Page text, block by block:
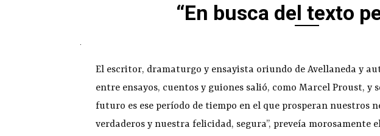
“En busca del texto
El escritor, dramaturgo y ensayista oriundo de Avellaneda y
entre ensayos, cuentos y guiones salió, como Marcel Proust, y
futuro es ese período de tiempo en el que prosperan nuestros
verdaderos y nuestra felicidad, segura”, preveía morosamente